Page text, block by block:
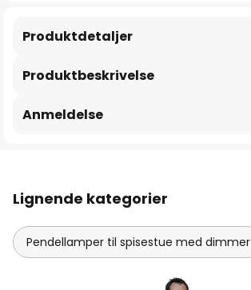
Produktbeskrivelse
Produktdetaljer
Anmeldelse
Lignende kategorier
Pendellamper til spisestue med dimmer